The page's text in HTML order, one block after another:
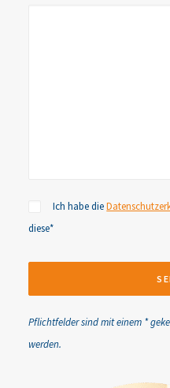
Ich habe die
diese*
Bitte lasse dieses Feld
Pflichtfelder sind mit einem *
werden.